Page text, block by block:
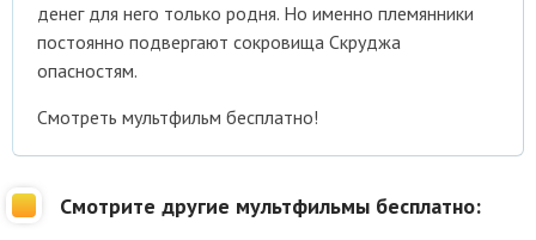
денег для него только родня. Но именно племянники
постоянно подвергают сокровища Скруджа
опасностям.
Смотреть мультфильм бесплатно!
Смотрите другие мультфильмы бесплатно: